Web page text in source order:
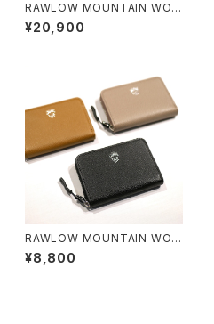
RAWLOW MOUNTAIN WOR
KS / HILLARY WALLET（長財
布）
¥20,900
RAWLOW MOUNTAIN WOR
KS / HILLARY WALLET（コイ
ンケース）
¥8,800